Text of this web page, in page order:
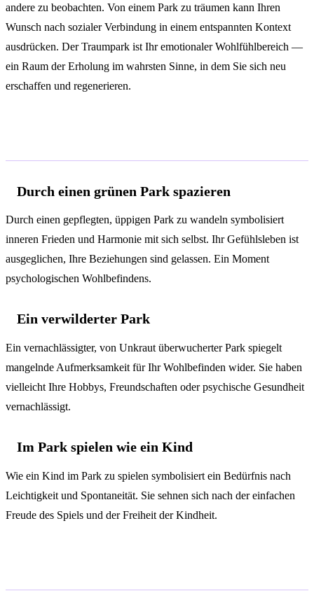
andere zu beobachten. Von einem Park zu träumen kann Ihren
Wunsch nach sozialer Verbindung in einem entspannten Kontext
ausdrücken. Der Traumpark ist Ihr emotionaler Wohlfühlbereich —
ein Raum der Erholung im wahrsten Sinne, in dem Sie sich neu
erschaffen und regenerieren.
Durch einen grünen Park spazieren
Durch einen gepflegten, üppigen Park zu wandeln symbolisiert
inneren Frieden und Harmonie mit sich selbst. Ihr Gefühlsleben ist
ausgeglichen, Ihre Beziehungen sind gelassen. Ein Moment
psychologischen Wohlbefindens.
Ein verwilderter Park
Ein vernachlässigter, von Unkraut überwucherter Park spiegelt
mangelnde Aufmerksamkeit für Ihr Wohlbefinden wider. Sie haben
vielleicht Ihre Hobbys, Freundschaften oder psychische Gesundheit
vernachlässigt.
Im Park spielen wie ein Kind
Wie ein Kind im Park zu spielen symbolisiert ein Bedürfnis nach
Leichtigkeit und Spontaneität. Sie sehnen sich nach der einfachen
Freude des Spiels und der Freiheit der Kindheit.